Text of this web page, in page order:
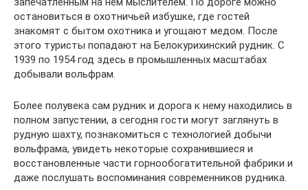
остановиться в охотничьей избушке, где гостей
знакомят с бытом охотника и угощают медом. После
этого туристы попадают на Белокурихинский рудник. С
1939 по 1954 год здесь в промышленных масштабах
добывали вольфрам.
Более полувека сам рудник и дорога к нему находились в
полном запустении, а сегодня гости могут заглянуть в
рудную шахту, познакомиться с технологией добычи
вольфрама, увидеть некоторые сохранившиеся и
восстановленные части горнообогатительной фабрики и
даже послушать воспоминания современников рудника.